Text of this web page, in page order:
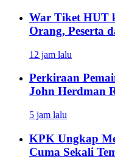
War Tiket HUT
Orang, Peserta
12 jam lalu
Perkiraan
John Herdman
5 jam lalu
KPK Ungkap
Cuma Sekali